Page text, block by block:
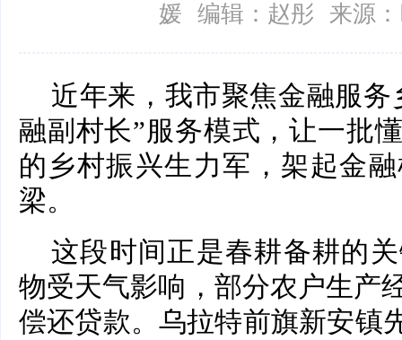
媛
编辑：赵彤 来源
近年来，我市聚焦金融服
融副村长”服务模式，让一批
的乡村振兴生力军，架起金
梁。
这段时间正是春耕备耕的
物受天气影响，部分农户生产
偿还贷款。乌拉特前旗新安镇